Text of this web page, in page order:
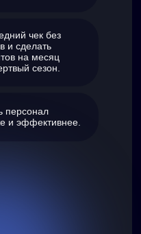
чек без
и сделать
на месяц
сезон.
персонал
и эффективнее.